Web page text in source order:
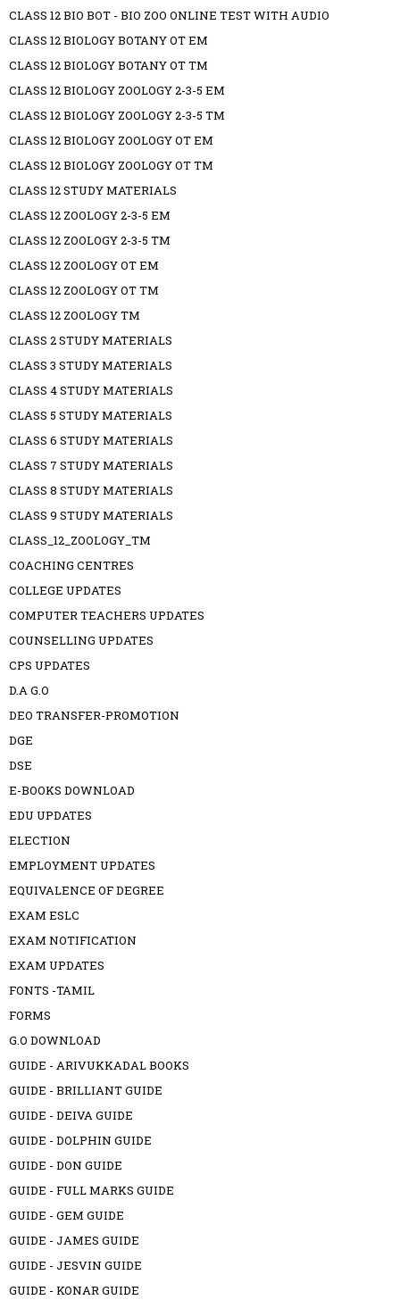
CLASS 12 BIO BOT - BIO ZOO ONLINE TEST WITH AUDIO
CLASS 12 BIOLOGY BOTANY OT EM
CLASS 12 BIOLOGY BOTANY OT TM
CLASS 12 BIOLOGY ZOOLOGY 2-3-5 EM
CLASS 12 BIOLOGY ZOOLOGY 2-3-5 TM
CLASS 12 BIOLOGY ZOOLOGY OT EM
CLASS 12 BIOLOGY ZOOLOGY OT TM
CLASS 12 STUDY MATERIALS
CLASS 12 ZOOLOGY 2-3-5 EM
CLASS 12 ZOOLOGY 2-3-5 TM
CLASS 12 ZOOLOGY OT EM
CLASS 12 ZOOLOGY OT TM
CLASS 12 ZOOLOGY TM
CLASS 2 STUDY MATERIALS
CLASS 3 STUDY MATERIALS
CLASS 4 STUDY MATERIALS
CLASS 5 STUDY MATERIALS
CLASS 6 STUDY MATERIALS
CLASS 7 STUDY MATERIALS
CLASS 8 STUDY MATERIALS
CLASS 9 STUDY MATERIALS
CLASS_12_ZOOLOGY_TM
COACHING CENTRES
COLLEGE UPDATES
COMPUTER TEACHERS UPDATES
COUNSELLING UPDATES
CPS UPDATES
D.A G.O
DEO TRANSFER-PROMOTION
DGE
DSE
E-BOOKS DOWNLOAD
EDU UPDATES
ELECTION
EMPLOYMENT UPDATES
EQUIVALENCE OF DEGREE
EXAM ESLC
EXAM NOTIFICATION
EXAM UPDATES
FONTS -TAMIL
FORMS
G.O DOWNLOAD
GUIDE - ARIVUKKADAL BOOKS
GUIDE - BRILLIANT GUIDE
GUIDE - DEIVA GUIDE
GUIDE - DOLPHIN GUIDE
GUIDE - DON GUIDE
GUIDE - FULL MARKS GUIDE
GUIDE - GEM GUIDE
GUIDE - JAMES GUIDE
GUIDE - JESVIN GUIDE
GUIDE - KONAR GUIDE